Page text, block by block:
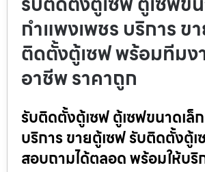
กำแพงเพชร บริการ ข
ติดตั้งตู้เซฟ พร้อมทีมง
อาชีพ ราคาถูก
รับติดตั้งตู้เซฟ ตู้เซฟขนาดเล็
บริการ ขายตู้เซฟ รับติดตั้งตู้
สอบถามได้ตลอด พร้อมให้บริ